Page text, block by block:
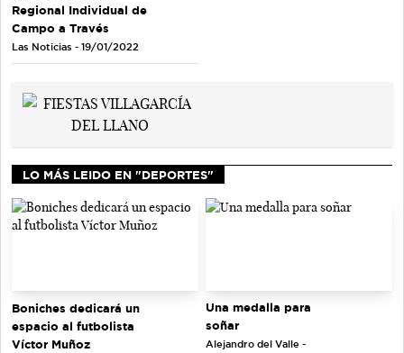
Regional Individual de
Campo a Través
Las Noticias - 19/01/2022
LO MÁS LEIDO EN "DEPORTES"
Boniches dedicará un
espacio al futbolista
Víctor Muñoz
Una medalla para
soñar
Alejandro del Valle -